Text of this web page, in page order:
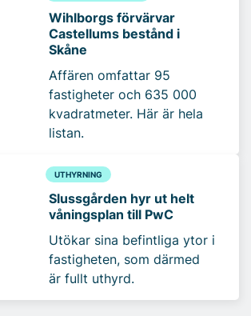
Wihlborgs förvärvar
Castellums bestånd i
Skåne
Affären omfattar 95
fastigheter och 635 000
kvadratmeter. Här är hela
listan.
UTHYRNING
Slussgården hyr ut helt
våningsplan till PwC
Utökar sina befintliga ytor i
fastigheten, som därmed
är fullt uthyrd.